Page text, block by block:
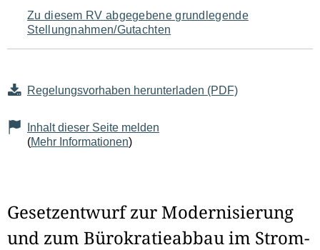
Zu diesem RV abgegebene grundlegende
Stellungnahmen/Gutachten
Regelungsvorhaben herunterladen (PDF)
Inhalt dieser Seite melden
(Mehr Informationen)
Gesetzentwurf zur Modernisierung
und zum Bürokratieabbau im Strom-